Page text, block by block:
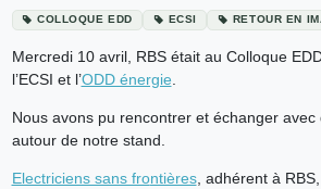
COLLOQUE EDD ECSI RETOUR EN
Mercredi 10 avril, RBS était au Colloque
l’ECSI et l’ODD énergie.
Nous avons pu rencontrer et échanger
autour de notre stand.
Electriciens sans frontières, adhérent à